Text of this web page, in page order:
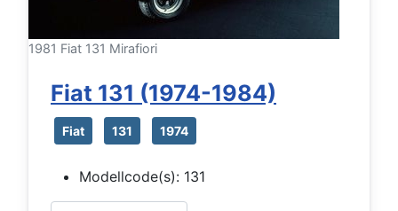
1981 Fiat 131 Mirafiori
Fiat 131 (1974-1984)
Fiat 131 1974
Modellcode(s): 131